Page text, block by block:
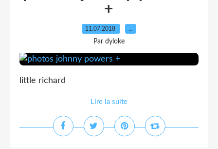
+
11.07.2018 …
Par dyloke
little richard
Lire la suite